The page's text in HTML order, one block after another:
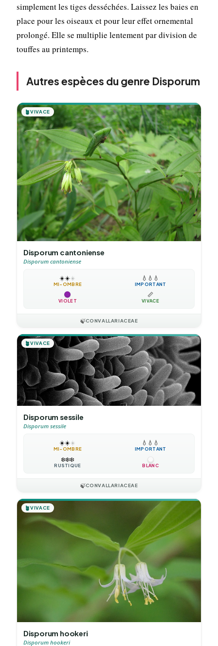
simplement les tiges desséchées. Laissez les baies en
place pour les oiseaux et pour leur effet ornemental
prolongé. Elle se multiplie lentement par division de
touffes au printemps.
Autres espèces du genre Disporum
🪴VIVACE
Disporum cantoniense
Disporum cantoniense
☀️☀️☀️
MI-OMBRE
💧 💧 💧
IMPORTANT
VIOLET
📏
VIVACE
🍃CONVALLARIACEAE
🪴VIVACE
Disporum sessile
Disporum sessile
☀️☀️☀️
MI-OMBRE
💧 💧 💧
IMPORTANT
❄️❄️❄️
RUSTIQUE BLANC
🍃CONVALLARIACEAE
🪴VIVACE
Disporum hookeri
Disporum hookeri